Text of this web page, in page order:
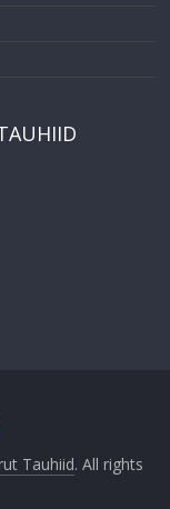
Tauhiid. All rights